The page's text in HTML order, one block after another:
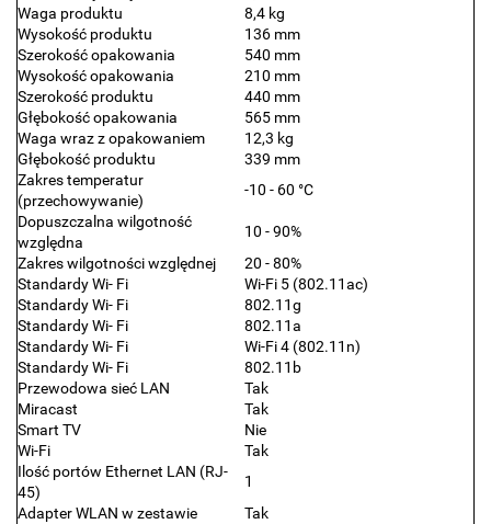
Waga produktu
8,4 kg
Wysokość produktu
136 mm
Szerokość opakowania
540 mm
Wysokość opakowania
210 mm
Szerokość produktu
440 mm
Głębokość opakowania
565 mm
Waga wraz z opakowaniem
12,3 kg
Głębokość produktu
339 mm
Zakres temperatur
(przechowywanie)
-10 - 60 °C
Dopuszczalna wilgotność
względna
10 - 90%
Zakres wilgotności względnej
20 - 80%
Standardy Wi- Fi
Wi-Fi 5 (802.11ac)
Standardy Wi- Fi
802.11g
Standardy Wi- Fi
802.11a
Standardy Wi- Fi
Wi-Fi 4 (802.11n)
Standardy Wi- Fi
802.11b
Przewodowa sieć LAN
Tak
Miracast
Tak
Smart TV
Nie
Wi-Fi
Tak
Ilość portów Ethernet LAN (RJ-
45)
1
Adapter WLAN w zestawie
Tak